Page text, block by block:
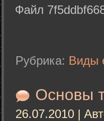
Файл
Рубрика: Виды
Основы
26.07.2010 |